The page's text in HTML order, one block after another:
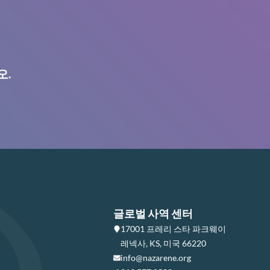
.
글로벌 사역 센터
17001 프레리 스타 파크웨이
레넥사, KS, 미국 66220
info@nazarene.org